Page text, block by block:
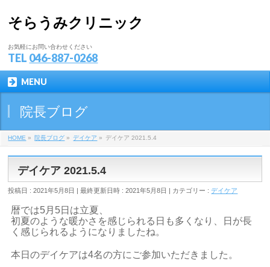
そらうみクリニック
お気軽にお問い合わせください
TEL 046-887-0268
MENU
院長ブログ
HOME » 院長ブログ » デイケア » デイケア 2021.5.4
デイケア 2021.5.4
投稿日 : 2021年5月8日 最終更新日時 : 2021年5月8日 カテゴリー :デイケア
暦では5月5日は立夏、
初夏のような暖かさを感じられる日も多くなり、日が長
く感じられるようになりましたね。
本日のデイケアは4名の方にご参加いただきました。